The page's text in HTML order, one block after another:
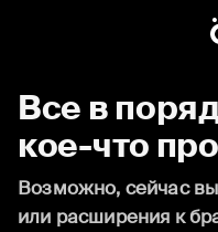
Все в
кое-что
Возможно, сейчас
или расширения к